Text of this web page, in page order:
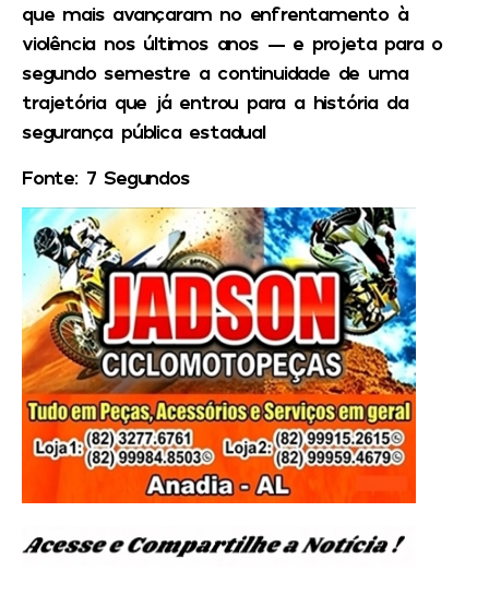
que mais avançaram no enfrentamento à
violência nos últimos anos — e projeta para o
segundo semestre a continuidade de uma
trajetória que já entrou para a história da
segurança pública estadual
Fonte: 7 Segundos